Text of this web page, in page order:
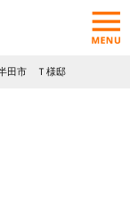
半田市 Ｔ様邸